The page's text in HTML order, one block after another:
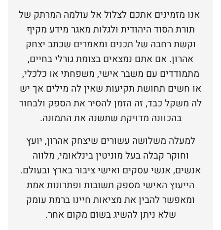
אנו מזמינים אתכם לצלול אל עולמה המרתק של
תורת הסוד היהודית ולגלות מאגר מידע מקיף
וקשת רחבה של תכנים ומאמרים שכתב יצחק
אהרון. אם אתם נמצאים בצומת גורלי בחיים,
מתמודדים עם משבר אישי, משפחתי או כלכלי,
או חשים תחושת תקיעות שאין לה מילים אך יש
לה משקל כבד, זה הזמן להסיר את הספק ולבחור
בהכוונה מדויקת שתשנה את התמונה.
למעלה משלושה עשורים שיצחק אהרון, יועץ
וחוקר קבלה בעל מוניטין בינלאומי, מלווה
אנשים, אנשי עסקים ואישי ציבור בארץ ובעולם.
הייעוץ האישי מספק תשובות ופתרונות אמת
ומאפשר להבין את מציאות חיינו ברמת עומק
שלא ניתן להשיג בשום מקום אחר.